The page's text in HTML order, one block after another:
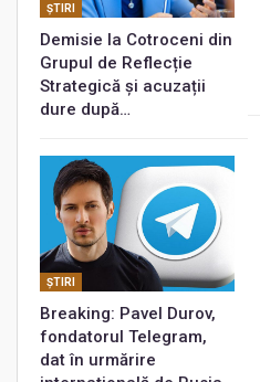
ŞTIRI
Demisie la Cotroceni din
Grupul de Reflecție
Strategică și acuzații
dure după…
ŞTIRI
Breaking: Pavel Durov,
fondatorul Telegram,
dat în urmărire